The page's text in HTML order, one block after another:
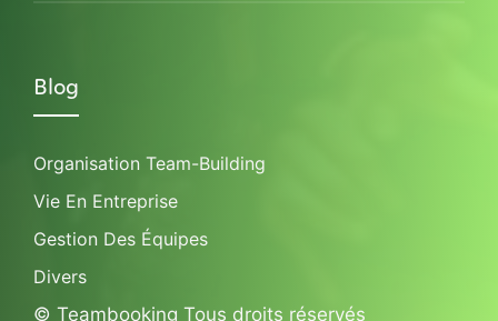
Blog
Organisation Team-Building
Vie En Entreprise
Gestion Des Équipes
Divers
© Teambooking Tous droits réservés